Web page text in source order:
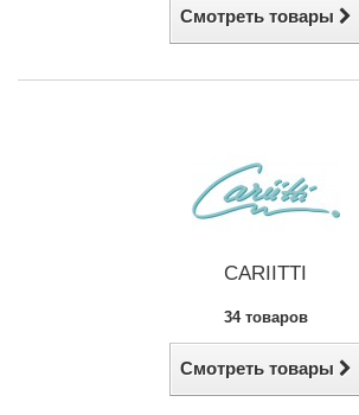
Смотреть товары
CARIITTI
34 товаров
Смотреть товары